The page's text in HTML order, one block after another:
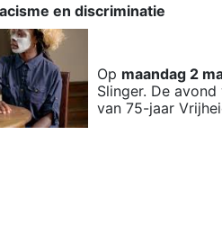
en discriminatie
Op maandag 2
Slinger. De
van 75-jaar